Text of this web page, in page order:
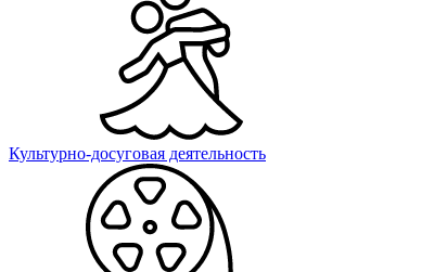
Культурно-досуговая деятельность